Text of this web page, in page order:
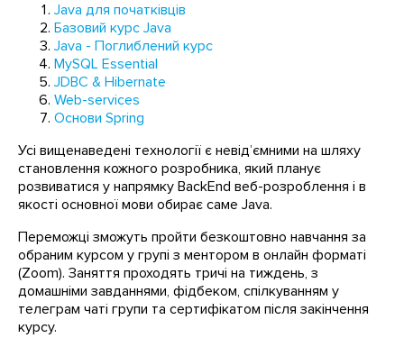
Java для початківців
Базовий курс Java
Java - Поглиблений курс
MySQL Essential
JDBC & Hibernate
Web-services
Основи Spring
Усі вищенаведені технології є невід’ємними на шляху
становлення кожного розробника, який планує
розвиватися у напрямку BackEnd веб-розроблення і в
якості основної мови обирає саме Java.
Переможці зможуть пройти безкоштовно навчання за
обраним курсом у групі з ментором в онлайн форматі
(Zoom). Заняття проходять тричі на тиждень, з
домашніми завданнями, фідбеком, спілкуванням у
телеграм чаті групи та сертифікатом після закінчення
курсу.